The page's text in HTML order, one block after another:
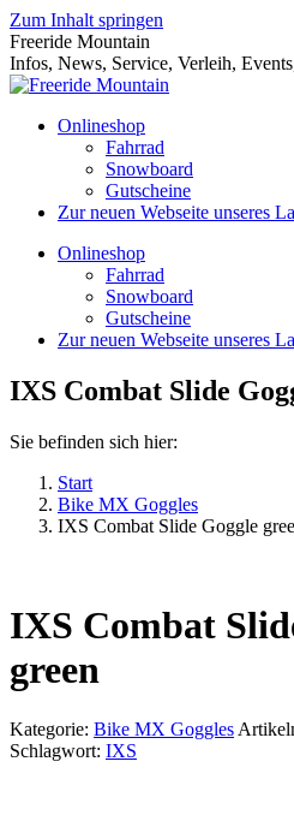
Zum Inhalt springen
Freeride Mountain
Infos, News, Service, Verleih,
Onlineshop
Fahrrad
Snowboard
Gutscheine
Zur neuen Webseite unseres
Onlineshop
Fahrrad
Snowboard
Gutscheine
Zur neuen Webseite unseres
IXS Combat Slide
Sie befinden sich hier:
Start
Bike MX Goggles
IXS Combat Slide Goggle
IXS Combat
green
Kategorie: Bike MX Goggles
Schlagwort: IXS